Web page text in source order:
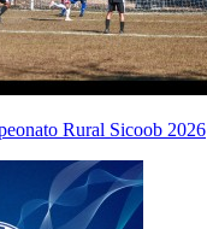
Rural Sicoob 2026